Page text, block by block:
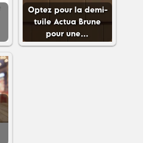
Optez pour la demi-
tuile Actua Brune
pour une…